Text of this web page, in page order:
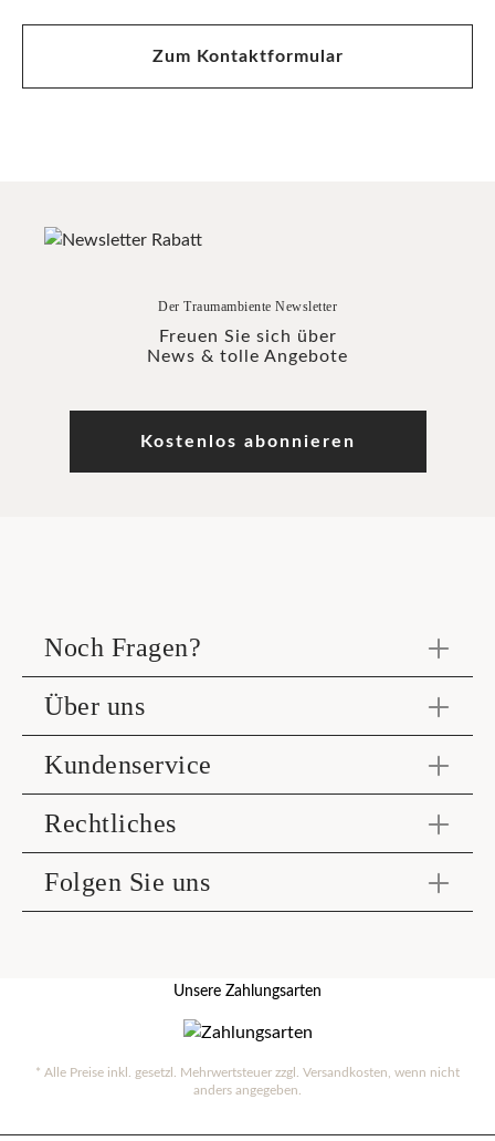
Zum Kontaktformular
Der Traumambiente Newsletter
Freuen Sie sich über
News & tolle Angebote
Kostenlos abonnieren
Noch Fragen?
Über uns
Kundenservice
Rechtliches
Folgen Sie uns
Unsere Zahlungsarten
* Alle Preise inkl. gesetzl. Mehrwertsteuer zzgl. Versandkosten , wenn nicht
anders angegeben.